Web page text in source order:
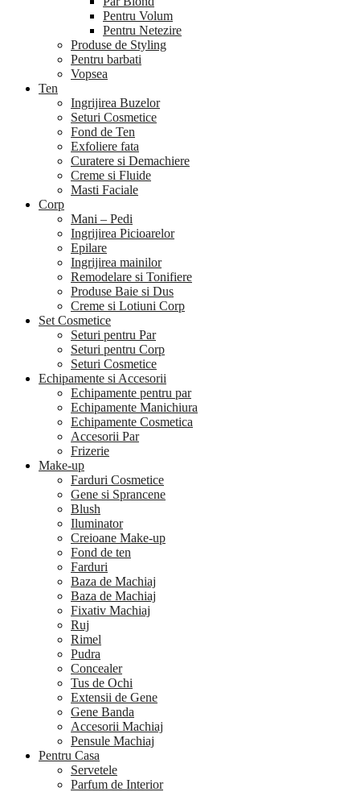
Pentru Volum
Pentru Netezire
Produse de Styling
Pentru barbati
Vopsea
Ten
Ingrijirea Buzelor
Seturi Cosmetice
Fond de Ten
Exfoliere fata
Curatere si Demachiere
Creme si Fluide
Masti Faciale
Corp
Mani – Pedi
Ingrijirea Picioarelor
Epilare
Ingrijirea mainilor
Remodelare si Tonifiere
Produse Baie si Dus
Creme si Lotiuni Corp
Set Cosmetice
Seturi pentru Par
Seturi pentru Corp
Seturi Cosmetice
Echipamente si Accesorii
Echipamente pentru par
Echipamente Manichiura
Echipamente Cosmetica
Accesorii Par
Frizerie
Make-up
Farduri Cosmetice
Gene si Sprancene
Blush
Iluminator
Creioane Make-up
Fond de ten
Farduri
Baza de Machiaj
Baza de Machiaj
Fixativ Machiaj
Ruj
Rimel
Pudra
Concealer
Tus de Ochi
Extensii de Gene
Gene Banda
Accesorii Machiaj
Pensule Machiaj
Pentru Casa
Servetele
Parfum de Interior